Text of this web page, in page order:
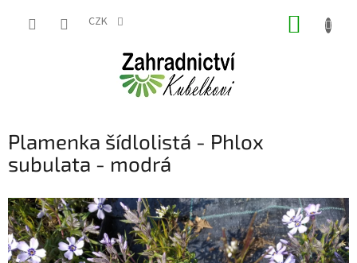
CZK
Plamenka šídlolistá - Phlox
subulata - modrá